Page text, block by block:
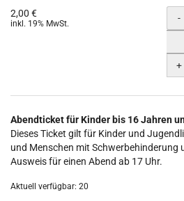
2,00 €
inkl. 19% MwSt.
-
+
Abendticket für Kinder bis 16 Jahren
Dieses Ticket gilt für Kinder und
und Menschen mit Schwerbehinderung
Ausweis für einen Abend ab 17 Uhr.
Aktuell verfügbar: 20